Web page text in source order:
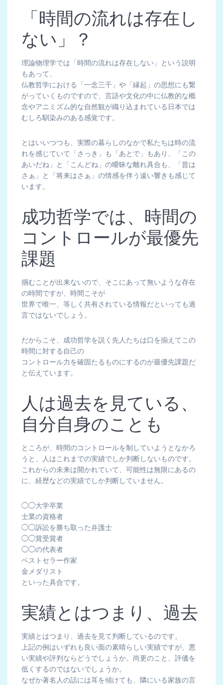
「時間の流れは存在し
ない」？
理論物理学では「時間の流れは存在しない」という説明
もあって、
仏教哲学における「一念三千」や「縁起」の思想にも繋
がっていくものですので、言語や文化の中に仏教的な概
念やアニミズム的な自然観が織り込まれている日本では
むしろ馴染みのある感覚です。
とはいいつつも、実際の暮らしのなかで私たちは時の流
れを感じていて「さっき」も「あとで」もあり、「この
あいだね」と「こんどね」の曖昧な離れ具合も、「昔は
さぁ」と「将来はさぁ」の情感を伴う遠い響きも感じて
います。
成功哲学では、時間の
コントロールが最優先
課題
掴むことが出来ないので、そこにあって無いような存在
の時間ですが、時間こそが
世界で唯一、等しく共有されている情報だといっても過
言ではないでしょう。
だからこそ、成功哲学を説く先人たちは口を揃えてこの
時間に対する自己の
コントロール力を確固たるものにするのが最優先課題だ
と伝えています。
人は過去を見ている、
自分自身のことも
ところが、時間のコントロールを制していようとなかろ
うと、人はこれまでの実績でしか判断しないものです。
これからの未来は開かれていて、可能性は無限にあるの
に、経歴などの実績でしか判断していません。
◯◯大学卒業
士業の資格者
◯◯訴訟を勝ち取った弁護士
◯◯賞受賞者
◯◯の代表者
ベストセラー作家
金メダリスト
といった具合です。
実績とはつまり、過去
実績とはつまり、過去を見て判断しているのです。
上記の例はいずれも良い面の素晴らしい実績ですが、悪
い実績や評判ならどうでしょうか。尚更のこと、評価を
低くするのではないでしょうか。
なぜか著名人の話には耳を傾けても、隣にいる家族の言